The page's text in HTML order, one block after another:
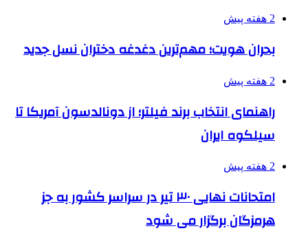
2 هفته پیش
بحران هویت؛ مهم‌ترین دغدغه دختران نسل جدید
2 هفته پیش
راهنمای انتخاب برند فیلتر؛ از دونالدسون آمریکا تا
سیلکوه ایران
2 هفته پیش
امتحانات نهایی ۳۰ تیر در سراسر کشور به جز
هرمزگان برگزار می شود